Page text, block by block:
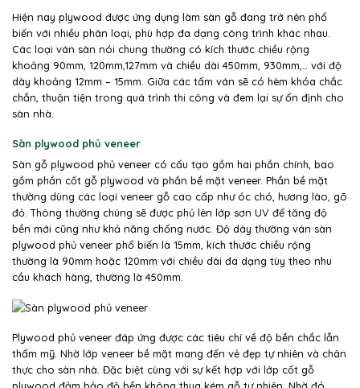
Hiện nay plywood được ứng dụng làm sàn gỗ đang trở nên phổ
biến với nhiều phân loại, phù hợp đa dạng công trình khác nhau.
Các loại ván sàn nói chung thường có kích thước chiều rộng
khoảng 90mm, 120mm,127mm và chiều dài 450mm, 930mm,… với độ
dày khoảng 12mm – 15mm. Giữa các tấm ván sẽ có hèm khóa chắc
chắn, thuận tiện trong quá trình thi công và đem lại sự ổn định cho
sàn nhà.
Sàn plywood phủ veneer
Sàn gỗ plywood phủ veneer có cấu tạo gồm hai phần chính, bao
gồm phần cốt gỗ plywood và phần bề mặt veneer. Phần bề mặt
thường dùng các loại veneer gỗ cao cấp như óc chó, hương lào, gõ
đỏ. Thông thường chúng sẽ được phủ lên lớp sơn UV để tăng độ
bền mới cũng như khả năng chống nước. Độ dày thường ván sàn
plywood phủ veneer phổ biến là 15mm, kích thước chiều rộng
thường là 90mm hoặc 120mm với chiều dài đa dạng tùy theo nhu
cầu khách hàng, thường là 450mm.
Plywood phủ veneer đáp ứng được các tiêu chí về độ bền chắc lẫn
thẩm mỹ. Nhờ lớp veneer bề mặt mang đến vẻ đẹp tự nhiên và chân
thực cho sàn nhà. Đặc biệt cùng với sự kết hợp với lớp cốt gỗ